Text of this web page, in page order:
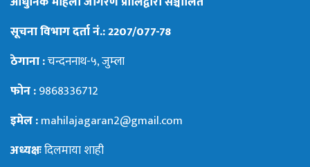
सूचना विभाग दर्ता नं.: 2207/077-78
ठेगाना :चन्दननाथ-५, जुम्ला
फोन :9868336712
इमेल :mahilajagaran2@gmail.com
अध्यक्षःदिलमाया शाही